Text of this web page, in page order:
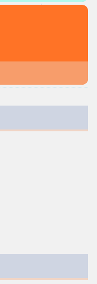
ipoteche sul bene